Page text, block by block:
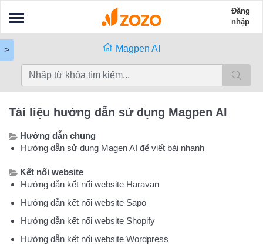
Đăng
nhập
> Magpen AI
Tài liệu hướng dẫn sử dụng Magpen AI
Hướng dẫn chung
Hướng dẫn sử dụng Magen AI để viết bài nhanh
Kết nối website
Hướng dẫn kết nối website Haravan
Hướng dẫn kết nối website Sapo
Hướng dẫn kết nối website Shopify
Hướng dẫn kết nối website Wordpress